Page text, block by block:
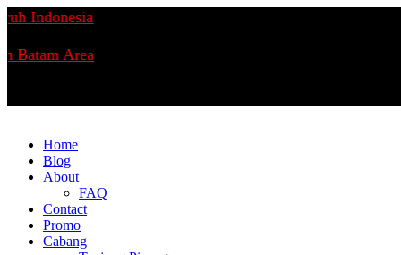
Indonesia
Area
Home
Blog
About
FAQ
Contact
Promo
Cabang